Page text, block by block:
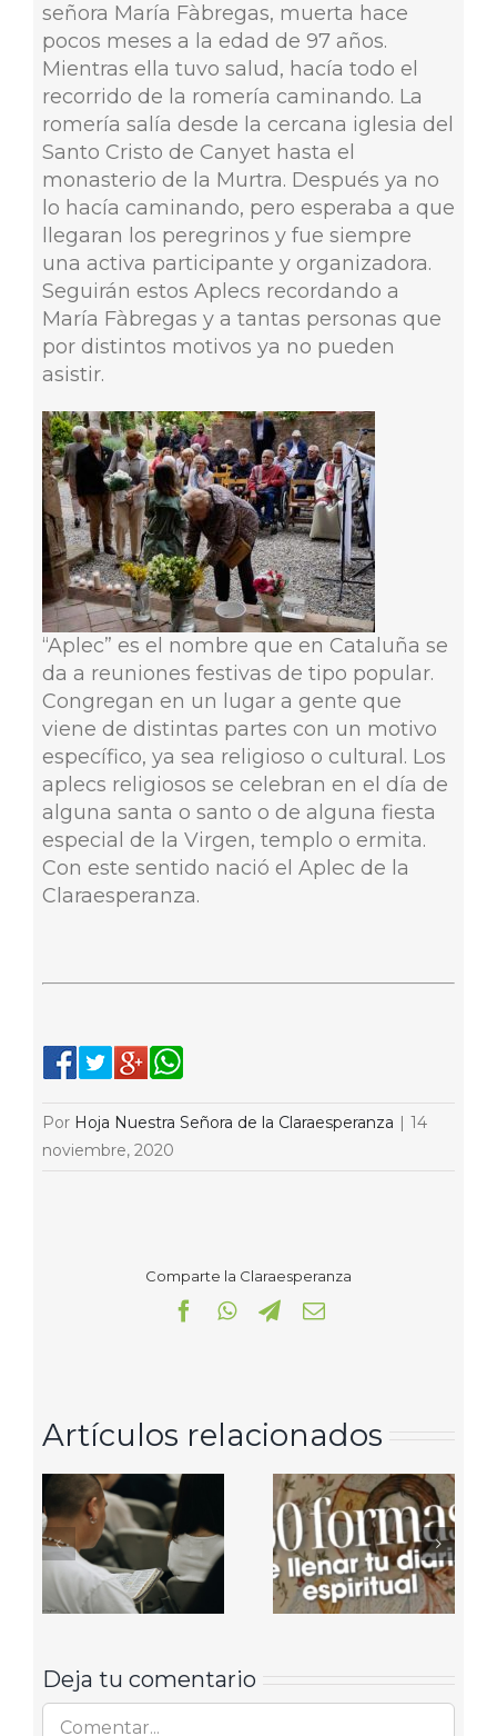
señora María Fàbregas, muerta hace
pocos meses a la edad de 97 años.
Mientras ella tuvo salud, hacía todo el
recorrido de la romería caminando. La
romería salía desde la cercana iglesia del
Santo Cristo de Canyet hasta el
monasterio de la Murtra. Después ya no
lo hacía caminando, pero esperaba a que
llegaran los peregrinos y fue siempre
una activa participante y organizadora.
Seguirán estos Aplecs recordando a
María Fàbregas y a tantas personas que
por distintos motivos ya no pueden
asistir.
“Aplec” es el nombre que en Cataluña se
da a reuniones festivas de tipo popular.
Congregan en un lugar a gente que
viene de distintas partes con un motivo
específico, ya sea religioso o cultural. Los
aplecs religiosos se celebran en el día de
alguna santa o santo o de alguna fiesta
especial de la Virgen, templo o ermita.
Con este sentido nació el Aplec de la
Claraesperanza.
Por Hoja Nuestra Señora de la Claraesperanza
14
noviembre, 2020
Comparte la Claraesperanza
Facebook
WhatsApp
Telegram
Correo
Artículos relacionados
Deja tu comentario
Comentar